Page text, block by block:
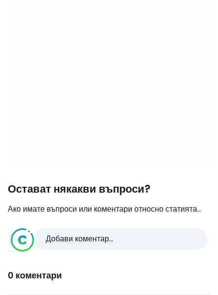
Остават някакви въпроси?
Ако имате въпроси или коментари относно статията...
Добави коментар...
0 коментари